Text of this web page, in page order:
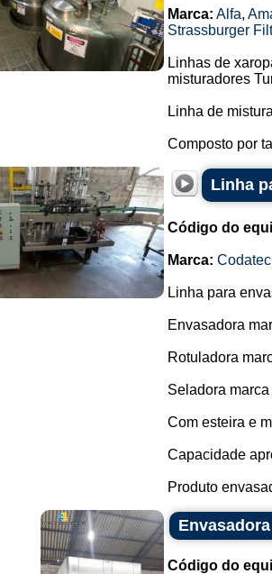
Marca: Alfa,
Strassburger
Linhas de
misturadores
Linha de
Composto por
Linha
Código do
Marca: Codatec
Linha para
Envasadora
Rotuladora
Seladora
Com esteira e
Capacidade
Produto
Código do